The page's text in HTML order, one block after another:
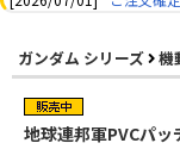
ガンダム シリーズ 機
地球連邦軍PVCパ